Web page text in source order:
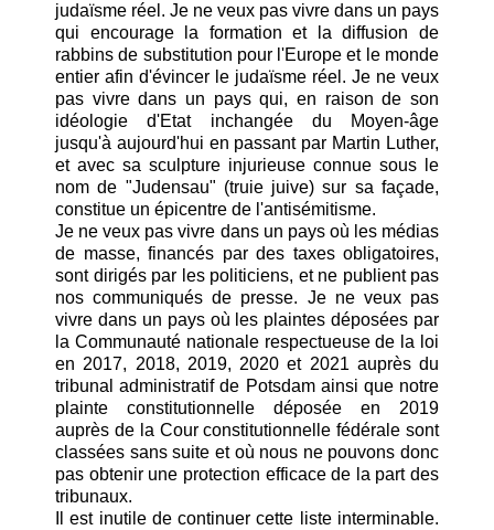
judaïsme réel. Je ne veux pas vivre dans un pays
qui encourage la formation et la diffusion de
rabbins de substitution pour l'Europe et le monde
entier afin d'évincer le judaïsme réel. Je ne veux
pas vivre dans un pays qui, en raison de son
idéologie d'Etat inchangée du Moyen-âge
jusqu'à aujourd'hui en passant par Martin Luther,
et avec sa sculpture injurieuse connue sous le
nom de "Judensau" (truie juive) sur sa façade,
constitue un épicentre de l'antisémitisme.
Je ne veux pas vivre dans un pays où les médias
de masse, financés par des taxes obligatoires,
sont dirigés par les politiciens, et ne publient pas
nos communiqués de presse. Je ne veux pas
vivre dans un pays où les plaintes déposées par
la Communauté nationale respectueuse de la loi
en 2017, 2018, 2019, 2020 et 2021 auprès du
tribunal administratif de Potsdam ainsi que notre
plainte constitutionnelle déposée en 2019
auprès de la Cour constitutionnelle fédérale sont
classées sans suite et où nous ne pouvons donc
pas obtenir une protection efficace de la part des
tribunaux.
Il est inutile de continuer cette liste interminable.